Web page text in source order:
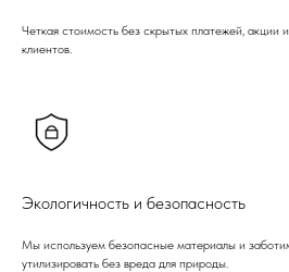
Четкая стоимость без скрытых платежей, акции
клиентов.
Экологичность и безопасность
Мы используем безопасные материалы и
утилизировать без вреда для природы.